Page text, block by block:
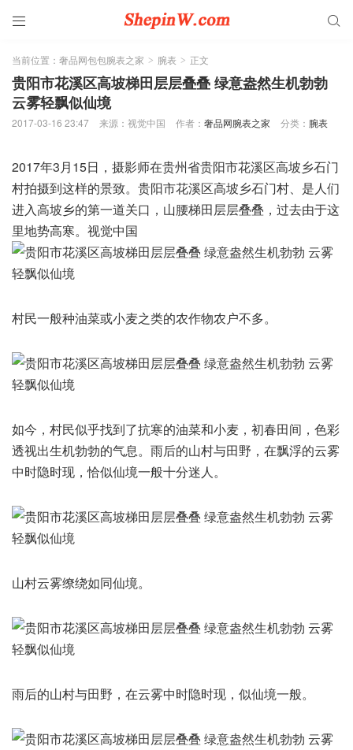
 
当前位置： 奢品网包包腕表之家 > 腕表 > 正文
贵阳市花溪区高坡梯田层层叠叠 绿意盎然生机勃勃
云雾轻飘似仙境
2017-03-16 23:47 来源：视觉中国 作者： 奢品网腕表之家 分类： 腕表
2017年3月15日，摄影师在贵州省贵阳市花溪区高坡乡石门
村拍摄到这样的景致。贵阳市花溪区高坡乡石门村、是人们
进入高坡乡的第一道关口，山腰梯田层层叠叠，过去由于这
里地势高寒。视觉中国
村民一般种油菜或小麦之类的农作物农户不多。
如今，村民似乎找到了抗寒的油菜和小麦，初春田间，色彩
透视出生机勃勃的气息。雨后的山村与田野，在飘浮的云雾
中时隐时现，恰似仙境一般十分迷人。
山村云雾缭绕如同仙境。
雨后的山村与田野，在云雾中时隐时现，似仙境一般。